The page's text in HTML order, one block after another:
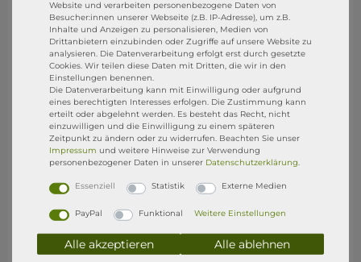
SixFeet Surf & SUP Shop
Wasserburg (Bodensee)
Besucht uns gerne in unserem Shop in Wasserburg.
Store Öffnungszeiten
Website und verarbeiten personenbezogene Daten von
Besucher:innen unserer Webseite (z.B. IP-Adresse), um z.B.
Inhalte und Anzeigen zu personalisieren, Medien von
Drittanbietern einzubinden oder Zugriffe auf unsere Website zu
analysieren. Die Datenverarbeitung erfolgt erst durch gesetzte
Cookies. Wir teilen diese Daten mit Dritten, die wir in den
Einstellungen benennen.
Die Datenverarbeitung kann mit Einwilligung oder aufgrund
eines berechtigten Interesses erfolgen. Die Zustimmung kann
erteilt oder abgelehnt werden. Es besteht das Recht, nicht
einzuwilligen und die Einwilligung zu einem späteren
Zeitpunkt zu ändern oder zu widerrufen. Beachten Sie unser
Impressum und weitere Hinweise zur Verwendung
personenbezogener Daten in unserer Daten­schutz­erklärung.
Essenziell Statistik Externe Medien
PayPal Funktional Weitere Einstellungen
Alle akzeptieren Alle ablehnen